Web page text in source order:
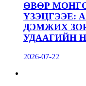
ӨВӨР
ҮЗЭЦГЭЭЕ:
ДЭМЖИХ
УДААГИЙН
2026-07-22